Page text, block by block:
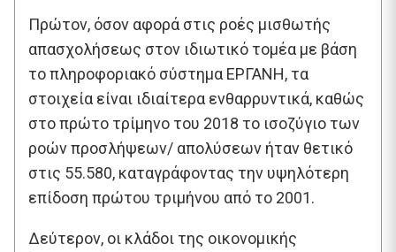
Πρώτον, όσον αφορά στις ροές μισθωτής
απασχολήσεως στον ιδιωτικό τομέα με βάση
το πληροφοριακό σύστημα ΕΡΓΑΝΗ, τα
στοιχεία είναι ιδιαίτερα ενθαρρυντικά, καθώς
στο πρώτο τρίμηνο του 2018 το ισοζύγιο των
ροών προσλήψεων/ απολύσεων ήταν θετικό
στις 55.580, καταγράφοντας την υψηλότερη
επίδοση πρώτου τριμήνου από το 2001.
Δεύτερον, οι κλάδοι της οικονομικής